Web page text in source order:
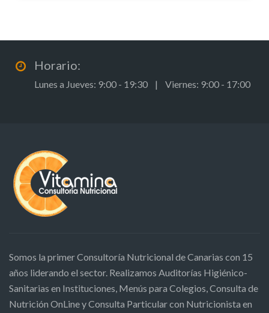
Horario:
Lunes a Jueves: 9:00 - 19:30 | Viernes: 9:00 - 17:00
Somos la primer Consultoría Nutricional de Canarias con 15
años liderando el sector. Realizamos Auditorías Higiénico-
Sanitarias en Instituciones, Menús para Colegios, Consulta de
Nutrición OnLine y Consulta Particular con Nutricionista en